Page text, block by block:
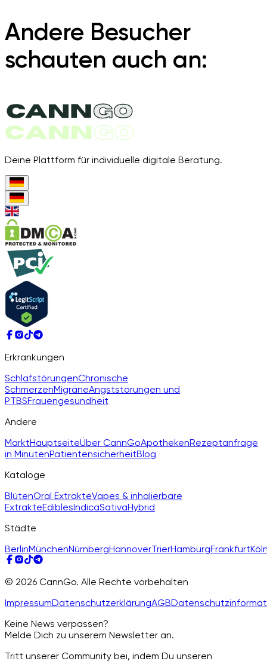
Andere Besucher
schauten auch an:
Deine Plattform für individuelle digitale Beratung.
Erkrankungen
SchlafstörungenChronische
SchmerzenMigräneAngststörungen und
PTBSFrauengesundheit
Andere
MarktHauptseiteÜber CannGoApothekenRezeptanfrage
in MinutenPatientensicherheitBlog
Kataloge
BlütenOral ExtrakteVapes & inhalierbare
ExtrakteEdiblesIndicaSativaHybrid
Städte
BerlinMünchenNürnbergHannoverTrierHamburgFrankfurt
© 2026 CannGo. Alle Rechte vorbehalten
ImpressumDatenschutzerklärungAGB
Keine News verpassen?
Melde Dich zu unserem Newsletter an.
Tritt unserer Community bei, indem Du unseren